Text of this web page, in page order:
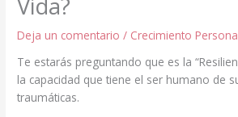
Deja un comentario / Crecimiento
Te estarás preguntando que es la
la capacidad que tiene el ser humano de
traumáticas.